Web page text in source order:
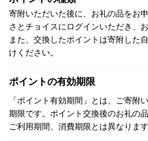
寄附いただいた後に、お礼の品をお
さとチョイスにログインいただき、
また、交換したポイントは寄附した
けください。
ポイントの有効期限
「ポイント有効期間」とは、ご寄附
期限です。ポイント交換後のお礼の
ご利用期間、消費期限とは異なりま